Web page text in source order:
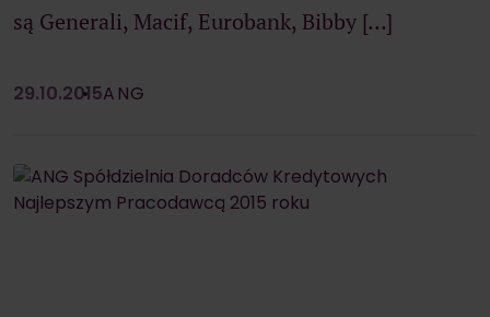
są Generali, Macif, Eurobank, Bibby […]
29.10.2015ANG